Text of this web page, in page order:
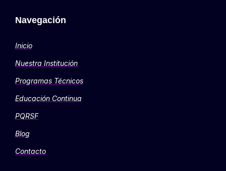
Navegación
Inicio
Nuestra Institución
Programas Técnicos
Educación Continua
PQRSF
Blog
Contacto